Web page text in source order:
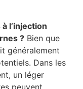
l’injection
? Bien que
généralement
Dans les
un léger